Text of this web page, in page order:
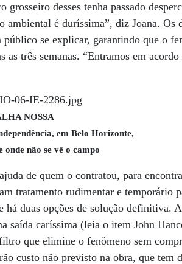
desses tenha passado
é duríssima”, diz Joana. Os
se explicar, garantindo que o
as três semanas. “Entramos em
NOSSA
em Belo Horizonte,
onde não se vê o campo
de quem o contratou, para
tratamento rudimentar e temporário
duas opções de solução definitiva.
saída caríssima (leia o item John
que elimine o fenômeno sem
custo não previsto na obra, que tem